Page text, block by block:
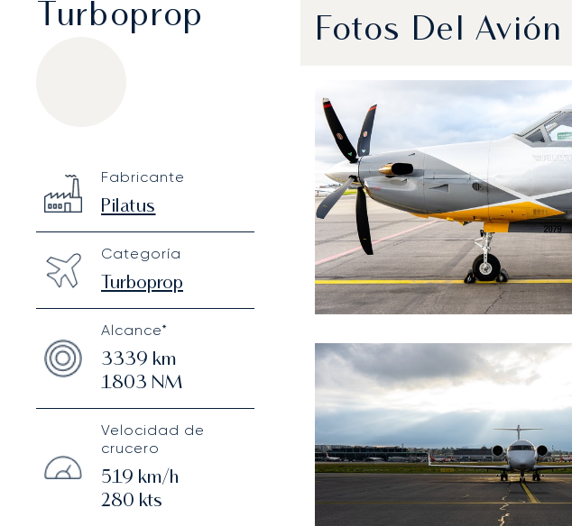
Turboprop
Technical specifications
Fabricante
Pilatus
Categoría
Turboprop
Alcance*
3339 km
1803 NM
Velocidad de
crucero
519 km/h
280 kts
Fotos Del Avión